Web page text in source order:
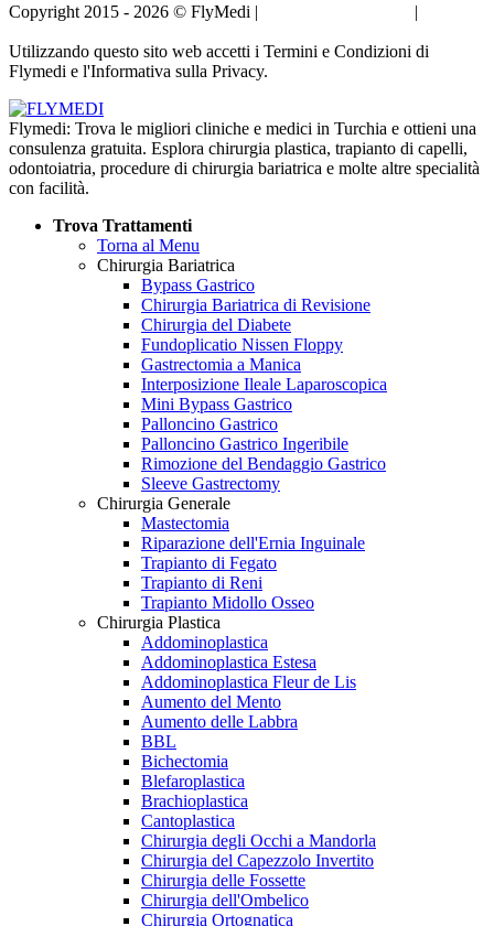
Copyright 2015 - 2026 © FlyMedi |
|
Utilizzando questo sito web accetti i Termini e Condizioni di
Flymedi e l'Informativa sulla Privacy.
Flymedi: Trova le migliori cliniche e medici in Turchia e ottieni una
consulenza gratuita. Esplora chirurgia plastica, trapianto di capelli,
odontoiatria, procedure di chirurgia bariatrica e molte altre specialità
con facilità.
Trova Trattamenti
Torna al Menu
Chirurgia Bariatrica
Bypass Gastrico
Chirurgia Bariatrica di Revisione
Chirurgia del Diabete
Fundoplicatio Nissen Floppy
Gastrectomia a Manica
Interposizione Ileale Laparoscopica
Mini Bypass Gastrico
Palloncino Gastrico
Palloncino Gastrico Ingeribile
Rimozione del Bendaggio Gastrico
Sleeve Gastrectomy
Chirurgia Generale
Mastectomia
Riparazione dell'Ernia Inguinale
Trapianto di Fegato
Trapianto di Reni
Trapianto Midollo Osseo
Chirurgia Plastica
Addominoplastica
Addominoplastica Estesa
Addominoplastica Fleur de Lis
Aumento del Mento
Aumento delle Labbra
BBL
Bichectomia
Blefaroplastica
Brachioplastica
Cantoplastica
Chirurgia degli Occhi a Mandorla
Chirurgia del Capezzolo Invertito
Chirurgia delle Fossette
Chirurgia dell'Ombelico
Chirurgia Ortognatica